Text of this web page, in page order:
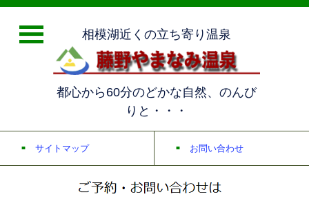
相模湖近くの立ち寄り温泉
都心から60分のどかな自然、のんび
りと・・・
サイトマップ お問い合わせ